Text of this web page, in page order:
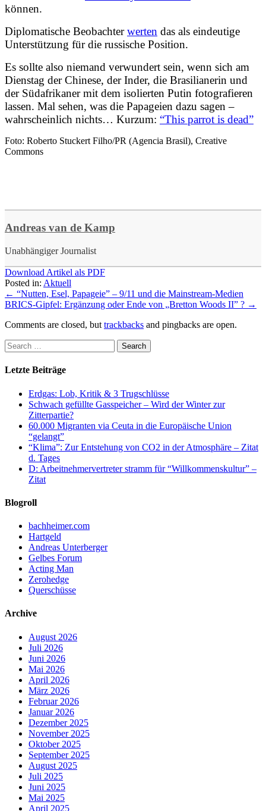
können.
Diplomatische Beobachterwerten das als eindeutige
Unterstützung für die russische Position.
Es sollte also niemand verwundert sein, wenn sich am
Dienstag der Chinese, der Inder, die Brasilianerin und
der Südafrikaner mit dem isolierten Putin fotografieren
lassen. Mal sehen, was die Papageien dazu sagen –
wahrscheinlich nichts… Kurzum: “This parrot is dead”
Foto: Roberto Stuckert Filho/PR (Agencia Brasil), Creative
Commons
Andreas van de Kamp
Unabhängiger Journalist
Download Artikel als PDF
Posted in: Aktuell
← “Nutten, Esel, Papageie” – 9/11 und die Mainstream-Medien
BRICS-Gipfel: Ergänzung oder Ende von „Bretton Woods II” ? →
Comments are closed, but trackbacks and pingbacks are open.
Letzte Beiträge
Erdgas: Lob, Kritik & 3 Trugschlüsse
Schwach gefüllte Gasspeicher – Wird der Winter zur
Zitterpartie?
60.000 Migranten via Ceuta in die Europäische Union
“gelangt”
“Klima”: Zur Entstehung von CO2 in der Atmosphäre – Zitat
d. Tages
D: Arbeitnehmervertreter stramm für “Willkommenskultur” –
Zitat
Blogroll
bachheimer.com
Hartgeld
Andreas Unterberger
Gelbes Forum
Acting Man
Zerohedge
Querschüsse
Archive
August 2026
Juli 2026
Juni 2026
Mai 2026
April 2026
März 2026
Februar 2026
Januar 2026
Dezember 2025
November 2025
Oktober 2025
September 2025
August 2025
Juli 2025
Juni 2025
Mai 2025
April 2025